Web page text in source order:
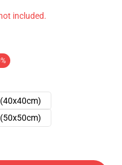
included.